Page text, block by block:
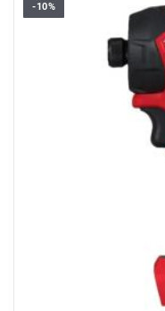
-10%